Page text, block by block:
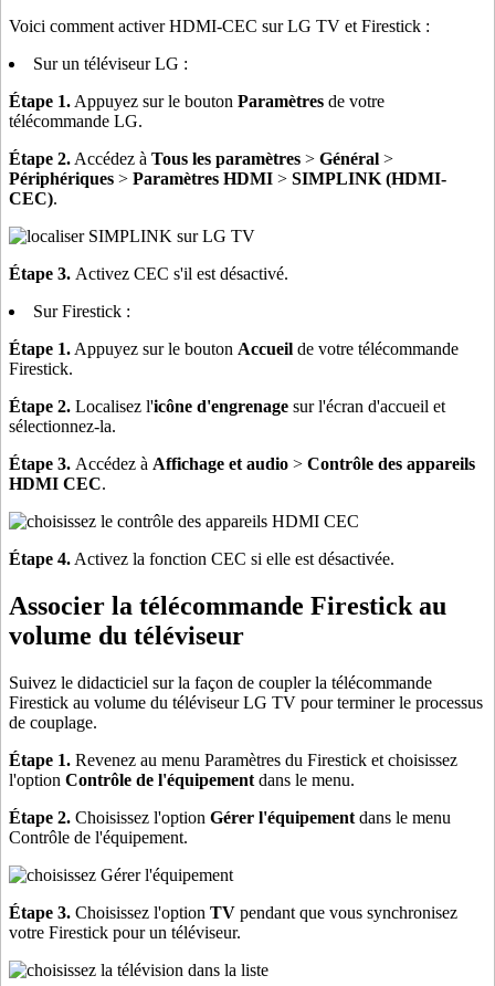
Voici comment activer HDMI-CEC sur LG TV et Firestick :
Sur un téléviseur LG :
Étape 1.Appuyez sur le bouton Paramètres de votre
télécommande LG.
Étape 2.Accédez à Tous les paramètres > Général >
Périphériques > Paramètres HDMI > SIMPLINK (HDMI-
CEC).
Étape 3. Activez CEC s'il est désactivé.
Sur Firestick :
Étape 1.Appuyez sur le bouton Accueil de votre télécommande
Firestick.
Étape 2. Localisez l'icône d'engrenage sur l'écran d'accueil et
sélectionnez-la.
Étape 3. Accédez à Affichage et audio > Contrôle des appareils
HDMI CEC.
Étape 4.Activez la fonction CEC si elle est désactivée.
Associer la télécommande Firestick au
volume du téléviseur
Suivez le didacticiel sur la façon de coupler la télécommande
Firestick au volume du téléviseur LG TV pour terminer le processus
de couplage.
Étape 1. Revenez au menu Paramètres du Firestick et choisissez
l'option Contrôle de l'équipement dans le menu.
Étape 2. Choisissez l'option Gérer l'équipement dans le menu
Contrôle de l'équipement.
Étape 3. Choisissez l'option TV pendant que vous synchronisez
votre Firestick pour un téléviseur.